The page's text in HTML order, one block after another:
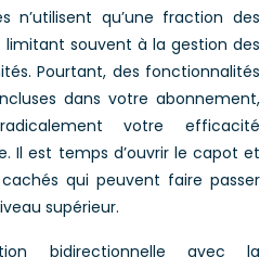
n’utilisent qu’une fraction des
limitant souvent à la gestion des
Pourtant, des fonctionnalités
dans votre abonnement,
votre efficacité
Il est temps d’ouvrir le capot et
qui peuvent faire passer
supérieur.
bidirectionnelle avec la